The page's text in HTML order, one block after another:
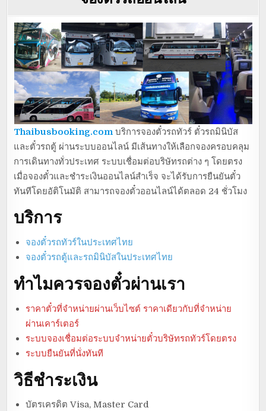
Thaibusbooking.com บริการจองตั๋วรถทัวร์ ตั๋วรถมินิบัส
และตั๋วรถตู้ ผ่านระบบออนไลน์ มีเส้นทางให้เลือกจองครอบคลุม
การเดินทางทั่วประเทศ ระบบเชื่อมต่อบริษัทรถต่าง ๆ โดยตรง
เมื่อจองตั๋วและชำระเงินออนไลน์สำเร็จ จะได้รับการยืนยันตั๋ว
ทันทีโดยอัติโนมัติ สามารถจองตั๋วออนไลน์ได้ตลอด 24 ชั่วโมง
บริการ
จองตั๋วรถทัวร์ในประเทศไทย
จองตั๋วรถตู้และรถมินิบัสในประเทศไทย
ทำไมควรจองตั๋วผ่านเรา
ราคาตั๋วที่จำหน่ายผ่านเว็บไซต์ ราคาเดียวกับที่จำหน่าย
ผ่านเคาร์เตอร์
ระบบจองเชื่อมต่อระบบจำหน่ายตั๋วบริษัทรถทัวร์โดยตรง
ระบบยืนยันที่นั่งทันที
วิธีชำระเงิน
บัตรเครดิต Visa, Master Card